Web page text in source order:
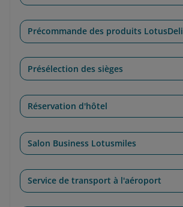
Précommande des produits LotusDeli
Présélection des sièges
Réservation d'hôtel
Salon Business Lotusmiles
Service de transport à l'aéroport